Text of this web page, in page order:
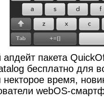
пакета
бесплатно для
некторое время,
webOS-